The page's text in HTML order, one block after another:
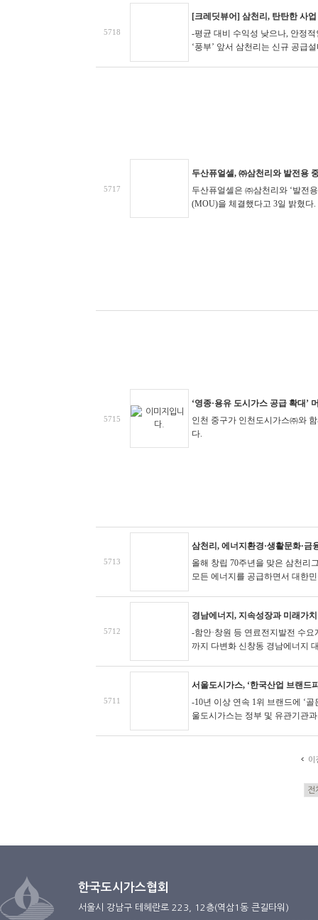
5718
[크레딧뷰어] 삼천리, 탄탄한 사
-평균 대비 수익성 낮으나, 안정
‘풍부’ 앞서 삼천리는 신규 공급
5717
두산퓨얼셀, ㈜삼천리와 발전용
두산퓨얼셀은 ㈜삼천리와 ‘발전
(MOU)을 체결했다고 3일 밝혔다.
5715
‘영종·용유 도시가스 공급 확대’
인천 중구가 인천도시가스㈜와
다.
5713
삼천리, 에너지환경·생활문화·
올해 창립 70주년을 맞은 삼천리
모든 에너지를 공급하면서 대한
5712
경남에너지, 지속성장과 미래가
-함안·창원 등 연료전지발전 수
까지 다변화 신창동 경남에너지
5711
서울도시가스, ‘한국산업 브랜드
-10년 이상 연속 1위 브랜드에 ‘
울도시가스는 정부 및 유관기관
이
한국도시가스협회
서울시 강남구 테헤란로 223, 12층(역삼1동 큰길타워)